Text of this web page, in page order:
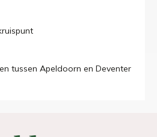
tussen Apeldoorn en Deventer